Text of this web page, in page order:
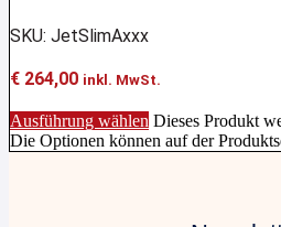
SKU: JetSlimAxxx
€ 264,00 inkl. MwSt.
Ausführung wählen Dieses Produkt
Die Optionen können auf der